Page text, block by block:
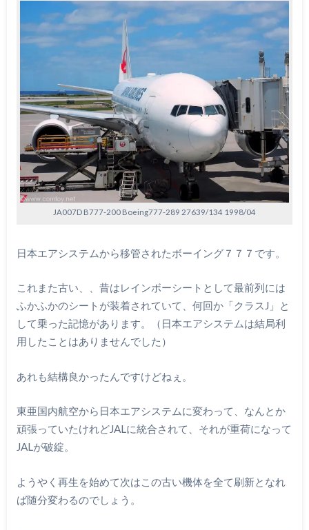
JA007D B777-200 Boeing777-289 27639/134 1998/04
日本エアシステムから移管されたボーイング７７７です。
これまた古い、、昔はレインボーシートとして最前列には
ふかふかのシートが装着されていて、何回か「クラスJ」と
して乗った記憶があります。（日本エアシステムは結局利
用したことはありませんでした）
あれも結構良かったんですけどねぇ。
東亜国内航空から日本エアシステムに変わって、なんとか
頑張っていたけれどJALに統合されて、それが重荷になって
JALが破綻。
ようやく再生を始めて次はこの古い機体を全て刷新となれ
ば随分変わるのでしょう。